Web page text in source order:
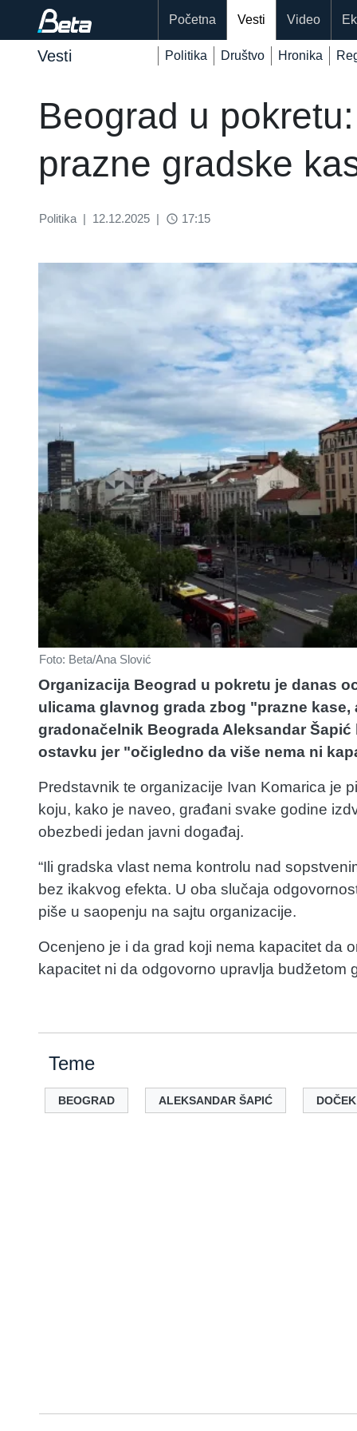
Početna Vesti Video
Vesti Politika Društvo Hronika
Beograd u
prazne gradske
Politika | 12.12.2025 | access_time 17:15
Foto: Beta/Ana Slović
Organizacija Beograd u pokretu je danas
ulicama glavnog grada zbog "prazne
gradonačelnik Beograda Aleksandar
ostavku jer "očigledno da više nema ni
Predstavnik te organizacije Ivan Komarica je
koju, kako je naveo, građani svake godine
obezbedi jedan javni događaj.
“Ili gradska vlast nema kontrolu nad
bez ikakvog efekta. U oba slučaja
piše u saopenju na sajtu organizacije.
Ocenjeno je i da grad koji nema kapacitet da
kapacitet ni da odgovorno upravlja budžetom
Teme
BEOGRAD ALEKSANDAR ŠAPIĆ